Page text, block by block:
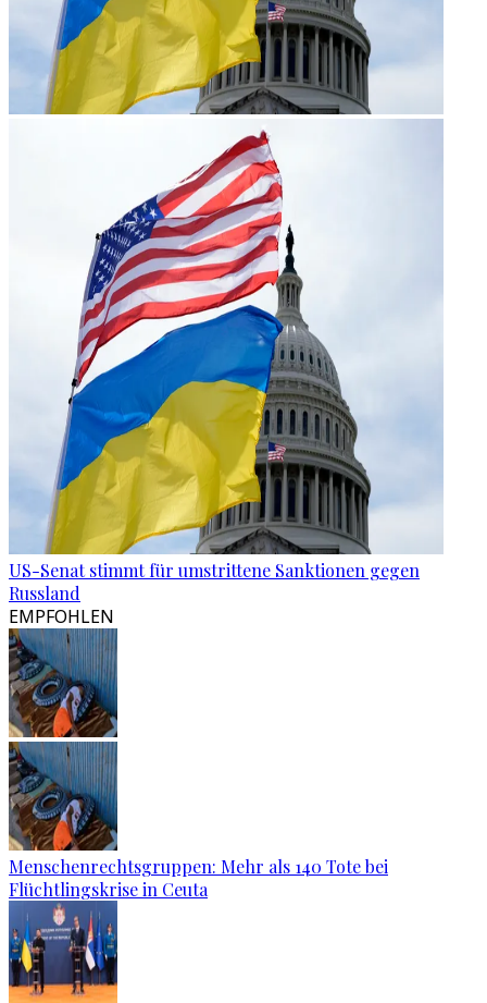
US-Senat stimmt für umstrittene Sanktionen gegen
Russland
EMPFOHLEN
Menschenrechtsgruppen: Mehr als 140 Tote bei
Flüchtlingskrise in Ceuta